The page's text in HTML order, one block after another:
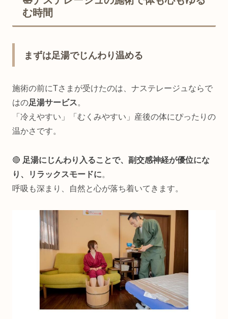
む時間
まずは足湯でじんわり温める
施術の前にTさまが受けたのは、ナステレージュならで
はの足湯サービス。
「冷えやすい」「むくみやすい」産後の体にぴったりの
温かさです。
🔴 足湯にじんわり入ることで、副交感神経が優位にな
り、リラックスモードに。
呼吸も深まり、自然と心が落ち着いてきます。